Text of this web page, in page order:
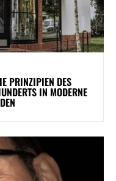
PRINZIPIEN DES
IN MODERNE